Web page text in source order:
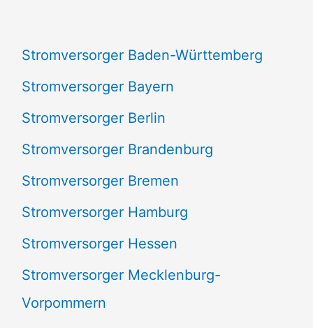
h
:
Stromversorger Baden-Württemberg
Stromversorger Bayern
Stromversorger Berlin
Stromversorger Brandenburg
Stromversorger Bremen
Stromversorger Hamburg
Stromversorger Hessen
Stromversorger Mecklenburg-
Vorpommern